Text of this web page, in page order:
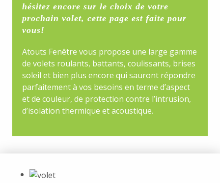
hésitez encore sur le choix de votre
prochain volet, cette page est faite pour
vous!
Atouts Fenêtre vous propose une large gamme
de volets roulants, battants, coulissants, brises
soleil et bien plus encore qui sauront répondre
parfaitement à vos besoins en terme d’aspect
et de couleur, de protection contre l’intrusion,
d’isolation thermique et acoustique.